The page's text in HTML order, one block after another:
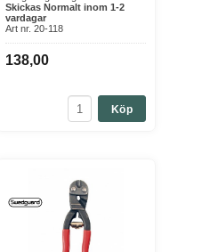
Skickas Normalt inom 1-2
vardagar
Art nr. 20-118
138,00
Köp